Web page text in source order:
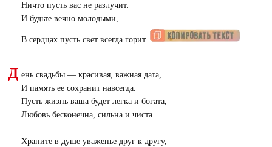
Ничто пусть вас не разлучит.
И будьте вечно молодыми,
В сердцах пусть свет всегда горит.
Д ень свадьбы — красивая, важная дата,
И память ее сохранит навсегда.
Пусть жизнь ваша будет легка и богата,
Любовь бесконечна, сильна и чиста.
Храните в душе уваженье друг к другу,